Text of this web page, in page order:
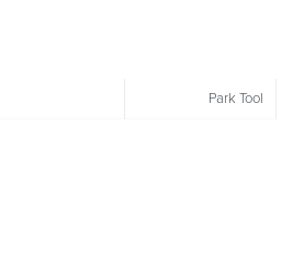
Park Tool